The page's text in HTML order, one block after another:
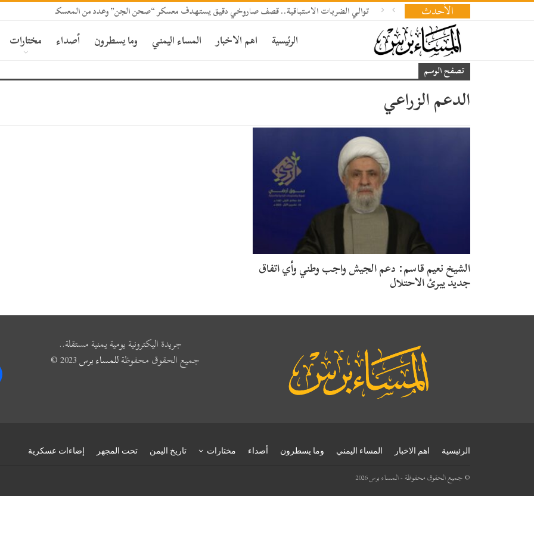
الأحدث توالي الضربات الاستباقية.. قصف صاروخي دقيق يستهدف معسكر “صحن الجن” وعدد من المعسكرات بمأرب
الرئيسية اهم الاخبار المساء اليمني وما يسطرون أصداء مختارات
تصفح الوسم
الدعم الزراعي
الشيخ نعيم قاسم: دعم الجيش واجب وطني وأي اتفاق
جديد يبرئ الاحتلال
جريدة اليكترونية يومية يمنية مستقلة..
جميع الحقوق محفوظةللمساء برس
الرئيسية اهم الاخبار المساء اليمني وما يسطرون أصداء مختارات تاريخ اليمن تحت المجهر إضاءات عسكرية
© جميع الحقوق محفوظة - المساء برس 2026